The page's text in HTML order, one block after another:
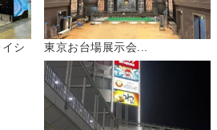
シ
東京お台場展示会...